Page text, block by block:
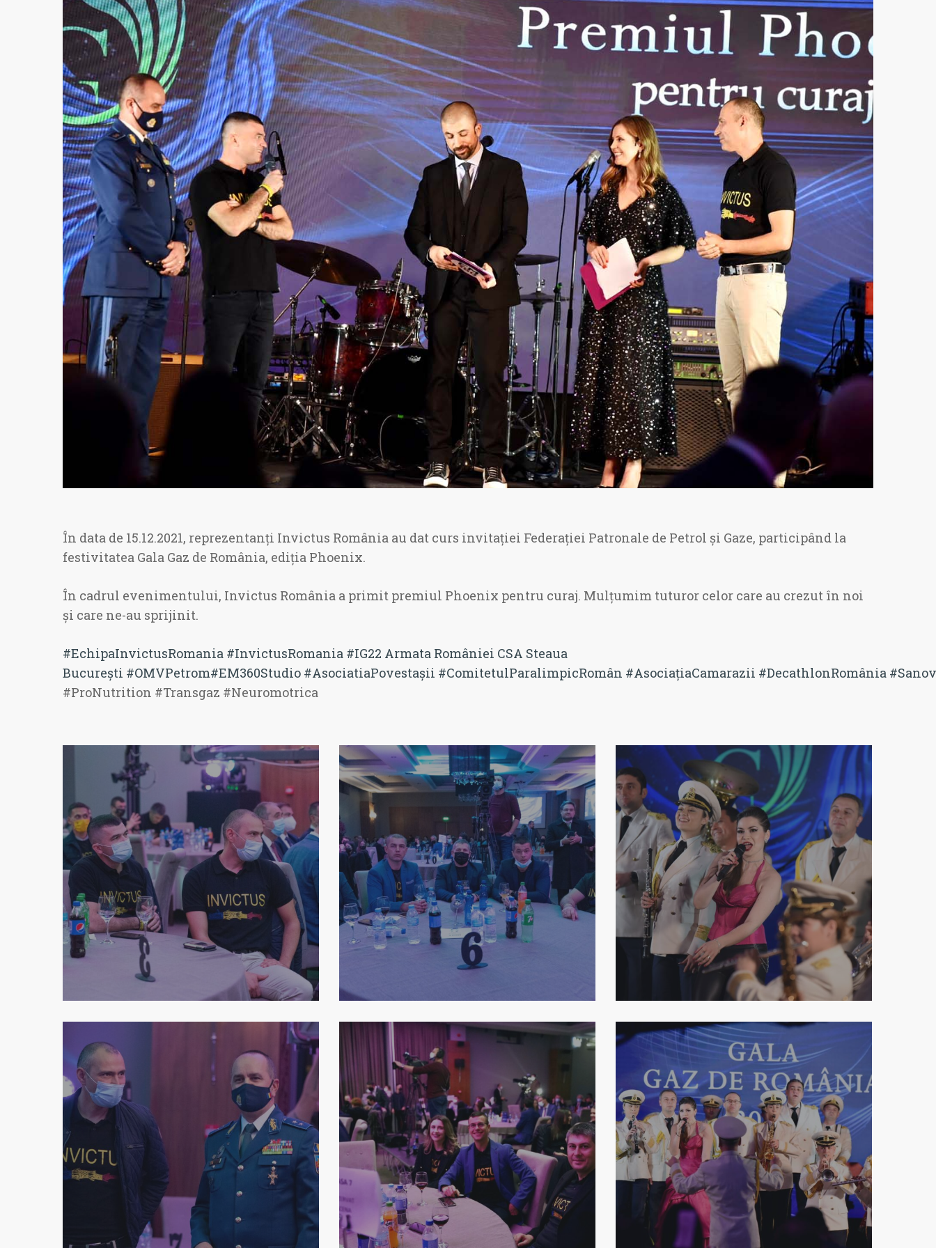
În data de 15.12.2021, reprezentanți Invictus România au dat curs invitației Federației Patronale de Petrol și Gaze, participând la
festivitatea Gala Gaz de România, ediția Phoenix.
În cadrul evenimentului, Invictus România a primit premiul Phoenix pentru curaj. Mulțumim tuturor celor care au crezut în noi
și care ne-au sprijinit.
#EchipaInvictusRomania #InvictusRomania #IG22 Armata României CSA Steaua
București #OMVPetrom#EM360Studio #AsociatiaPovestașii #ComitetulParalimpicRomân #AsociațiaCamarazii #DecathlonRomânia
#ProNutrition #Transgaz #Neuromotrica